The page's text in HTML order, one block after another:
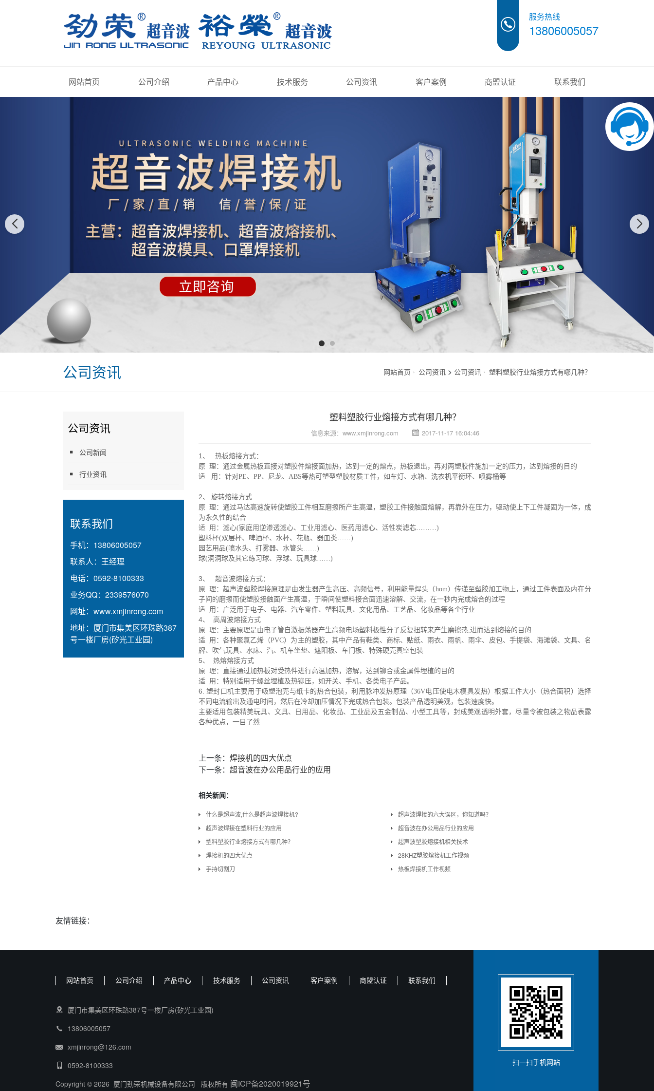
服务热线
13806005057
网站首页 公司介绍 产品中心 技术服务 公司资讯 客户案例 商盟认证 联系我们
公司资讯 网站首页 公司资讯 > 公司资讯 塑料塑胶行业熔接方式有哪几种？
公司资讯
公司新闻
行业资讯
联系我们
手机： 13806005057
联系人： 王经理
电话： 0592-8100333
业务QQ： 2339576070
网址： www.xmjinrong.com
地址： 厦门市集美区环珠路387
号一楼厂房(矽光工业园)
塑料塑胶行业熔接方式有哪几种？
信息来源： www.xmjinrong.com 2017-11-17 16:04:46
1 、 热板熔接方式：
原 理：通过金属热板直接对塑胶件熔接面加热，达到一定的熔点，热板退出，再对两塑胶件施加一定的压力，达到熔接的目的
适 用：针对PE、 PP、尼龙、 ABS等热可塑型塑胶材质工件，如车灯、水箱、洗衣机平衡环、喷雾桶等
2、 旋转熔接方式
原 理：通过马达高速旋转使塑胶工件相互磨擦所产生高温，塑胶工件接触面熔解，再靠外在压力，驱动使上下工件凝固为一体，成
为永久性的结合
适 用：滤心(家庭用逆渗透滤心、工业用滤心、医药用滤心、活性炭滤芯………)
塑料杯(双层杯、啤酒杯、水杯、花瓶、器皿类……)
园艺用品(喷水头、打雾器、水管头……)
球(洞洞球及其它练习球、浮球、玩具球……)
3、 超音波熔接方式：
原 理：超声波塑胶焊接原理是由发生器产生高压、高频信号，利用能量焊头（hom）传递至塑胶加工物上，通过工件表面及内在分
子间的磨擦而使塑胶接触面产生高温，于瞬间使塑料接合面迅速溶解、交流，在一秒内完成熔合的过程
适 用：广泛用于电子、电器、汽车零件、塑料玩具、文化用品、工艺品、化妆品等各个行业
4、 高周波熔接方式
原 理：主要原理是由电子管自激振荡器产生高频电场塑料极性分子反复扭转来产生磨擦热,进而达到熔接的目的
适 用：各种聚氯乙烯（PVC）为主的塑胶，其中产品有鞋类、商标、贴纸、雨衣、雨帆、雨伞、皮包、手提袋、海滩袋、文具、名
牌、吹气玩具、水床、汽、机车坐垫、遮阳板、车门板、特殊硬壳真空包装
5、 热熔熔接方式
原 理：直接通过加热板对受热件进行高温加热，溶解，达到铆合或金属件埋植的目的
适 用：特别适用于螺丝埋植及热铆压，如开关、手机、各类电子产品。
6.塑封口机主要用于吸塑泡壳与纸卡的热合包装，利用脉冲发热原理（36V电压使电木模具发热）根据工件大小（热合面积）选择
不同电流输出及通电时间，然后在冷却加压情况下完成热合包装。包装产品透明美观，包装速度快。
主要适用包装精美玩具、文具、日用品、化妆品、工业品及五金制品、小型工具等，封成美观透明外套，尽量令被包装之物品表露
各种优点，一目了然
上一条： 焊接机的四大优点
下一条： 超音波在办公用品行业的应用
相关新闻：
什么是超声波,什么是超声波焊接机?
超声波焊接的六大误区，你知道吗？
超声波焊接在塑料行业的应用
超音波在办公用品行业的应用
塑料塑胶行业熔接方式有哪几种？
超声波塑胶熔接机相关技术
焊接机的四大优点
28KHZ塑胶熔接机工作视频
手持切割刀
热板焊接机工作视频
友情链接：
网站首页 公司介绍 产品中心 技术服务 公司资讯 客户案例 商盟认证 联系我们
厦门市集美区环珠路387号一楼厂房(矽光工业园)
13806005057
xmjinrong@126.com
0592-8100333
Copyright © 2026 厦门劲荣机械设备有限公司 版权所有 闽ICP备2020019921号
扫一扫手机网站